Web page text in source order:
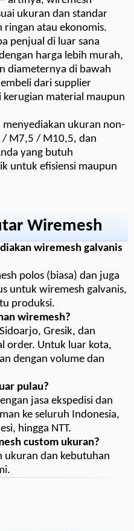
ukuran dan standar
ringan atau ekonomis.
penjual di luar sana
harga lebih murah,
diameternya di bawah
dari supplier
material maupun
menyediakan ukuran non-
M7,5 / M10,5, dan
yang butuh
untuk efisiensi maupun
Wiremesh
wiremesh galvanis
polos (biasa) dan juga
untuk wiremesh galvanis,
produksi.
wiremesh?
Gresik, dan
order. Untuk luar kota,
dengan volume dan
pulau?
jasa ekspedisi dan
ke seluruh Indonesia,
hingga NTT.
custom ukuran?
ukuran dan kebutuhan